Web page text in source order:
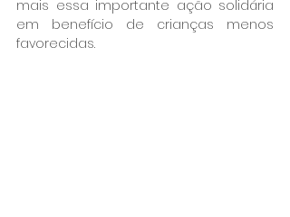
mais essa importante ação solidária
em benefício de crianças menos
favorecidas.